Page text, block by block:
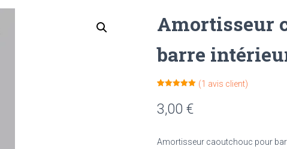
Amortisseur
barre
basé sur
notation
(1 avis client)
3,00 €
Amortisseur caoutchouc pour